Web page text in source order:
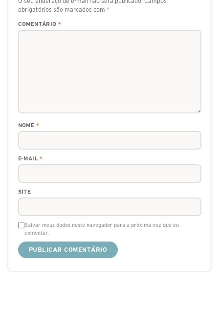
obrigatórios são marcados com *
COMENTÁRIO *
NOME *
E-MAIL*
SITE
Salvar meus dados neste navegador para a próxima vez que eu
comentar.